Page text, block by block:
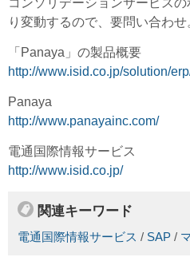
コンソリデーションサービス
り変動するので、要問い合わせ
「Panaya」の製品概要
http://www.isid.co.jp/solution/
Panaya
http://www.panayainc.com/
電通国際情報サービス
http://www.isid.co.jp/
関連キーワード
電通国際情報サービス / SAP /